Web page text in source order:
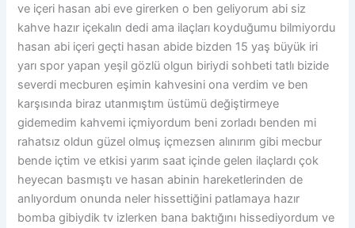
ve içeri hasan abi eve girerken o ben geliyorum abi siz
kahve hazır içekalın dedi ama ilaçları koyduğumu bilmiyordu
hasan abi içeri geçti hasan abide bizden 15 yaş büyük iri
yarı spor yapan yeşil gözlü olgun biriydi sohbeti tatlı bizide
severdi mecburen eşimin kahvesini ona verdim ve ben
karşısında biraz utanmıştım üstümü değiştirmeye
gidemedim kahvemi içmiyordum beni zorladı benden mi
rahatsız oldun güzel olmuş içmezsen alınırım gibi mecbur
bende içtim ve etkisi yarım saat içinde gelen ilaçlardı çok
heyecan basmıştı ve hasan abinin hareketlerinden de
anlıyordum onunda neler hissettiğini patlamaya hazır
bomba gibiydik tv izlerken bana baktığını hissediyordum ve